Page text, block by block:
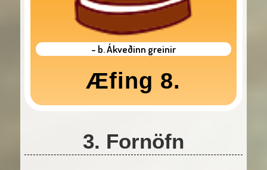
- b. Ákveðinn greinir
Æfing 8.
3. Fornöfn